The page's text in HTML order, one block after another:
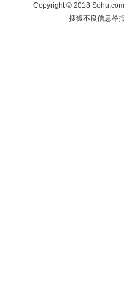
Copyright©2018
搜狐不良信息举